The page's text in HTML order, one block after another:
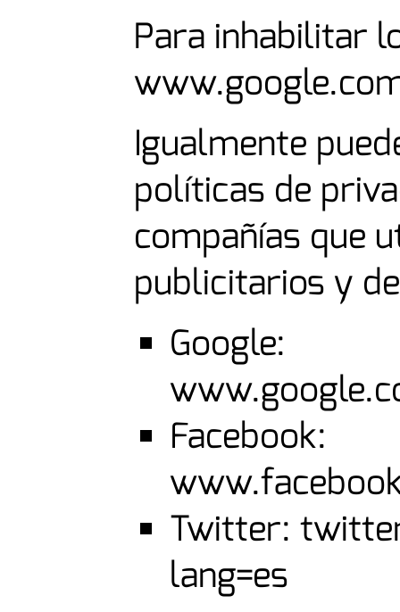
Para inhabilitar
Igualmente
políticas de
compañías que
publicitarios y
Google:
Facebook:
Twitter:
lang=es